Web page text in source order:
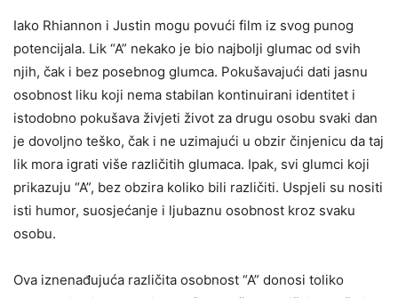
Iako Rhiannon i Justin mogu povući film iz svog punog
potencijala. Lik “A” nekako je bio najbolji glumac od svih
njih, čak i bez posebnog glumca. Pokušavajući dati jasnu
osobnost liku koji nema stabilan kontinuirani identitet i
istodobno pokušava živjeti život za drugu osobu svaki dan
je dovoljno teško, čak i ne uzimajući u obzir činjenicu da taj
lik mora igrati više različitih glumaca. Ipak, svi glumci koji
prikazuju “A”, bez obzira koliko bili različiti. Uspjeli su nositi
isti humor, suosjećanje i ljubaznu osobnost kroz svaku
osobu.
Ova iznenađujuća različita osobnost “A” donosi toliko